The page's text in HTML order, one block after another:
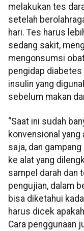
melakukan tes
setelah
hari. Tes harus
sedang sakit,
mengonsumsi
pengidap
insulin yang
sebelum makan
“Saat ini sudah
konvensional yang
saja, dan
ke alat yang
sampel darah dan
pengujian, dalam
bisa diketahui
harus dicek
Cara penggunaan